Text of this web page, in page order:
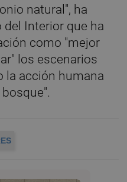
natural", ha
Interior que ha
como "mejor
los escenarios
la acción humana